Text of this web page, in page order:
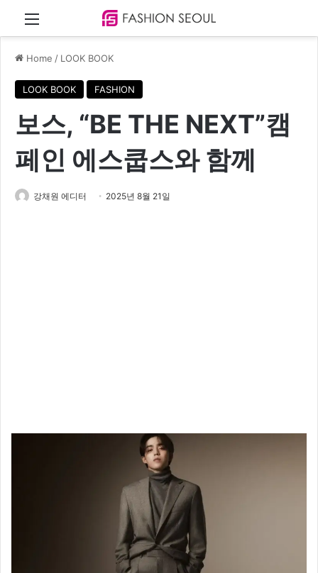
Menu
Home / LOOK BOOK
LOOK BOOK FASHION
보스, “BE THE NEXT”캠
페인 에스쿱스와 함께
강채원 에디터 2025년 8월 21일